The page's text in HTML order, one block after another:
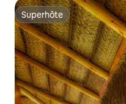
Superhôte
Superhôte